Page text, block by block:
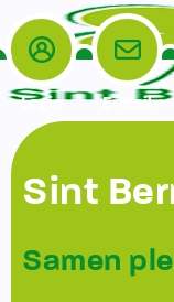
Home
De School
Het Team
Ouders
Login E-mail
Sint
Samen